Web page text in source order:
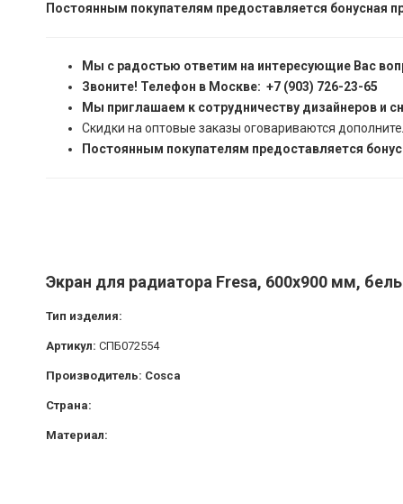
Постоянным покупателям предоставляется бонусная
Мы с радостью ответим на интересующие Вас
Звоните! Телефон в Москве: +7 (903) 726-23-65
Мы приглашаем к сотрудничеству дизайнеров и
Скидки на оптовые заказы оговариваются
Постоянным покупателям предоставляется
Экран для радиатора Fresa, 600х900 мм,
Тип изделия:
Артикул: СПБ072554
Производитель: Cosca
Страна:
Материал: